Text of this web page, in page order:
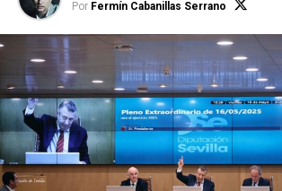
Por Fermín Cabanillas Serrano